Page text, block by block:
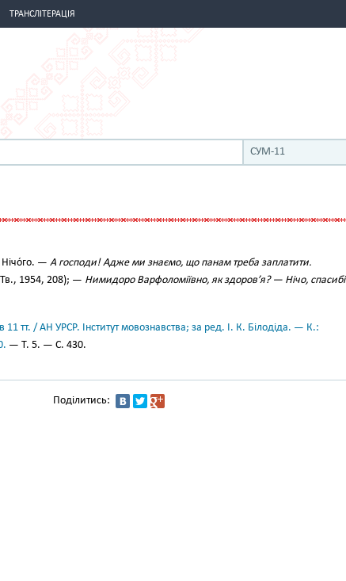
ТРАНСЛІТЕРАЦІЯ
СУМ-11
Нічо́го. — А господи! Адже ми знаємо, що панам треба заплатити.
1954, 208); — Нимидоро Варфоломіївно, як здоров’я? — Нічо, спасибі
11 тт. / АН УРСР. Інститут мовознавства; за ред. І. К. Білодіда. — К.:
— Т. 5. — С. 430.
Поділитись: